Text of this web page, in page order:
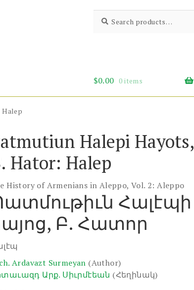
for:
$0.00 0 items
Halep
Halepi Hayots,
Hator: Halep
History of Armenians in Aleppo, Vol. 2: Aleppo
Հալէպի
Բ. Հատոր
Ardavazt Surmeyan (Author)
Արք. Սիւրմէեան (Հեղինակ)